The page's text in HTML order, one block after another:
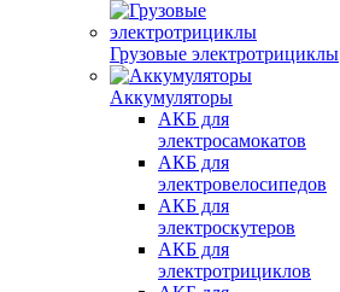
Грузовые электротрициклы
Аккумуляторы
АКБ для
электросамокатов
АКБ для
электровелосипедов
АКБ для
электроскутеров
АКБ для
электротрициклов